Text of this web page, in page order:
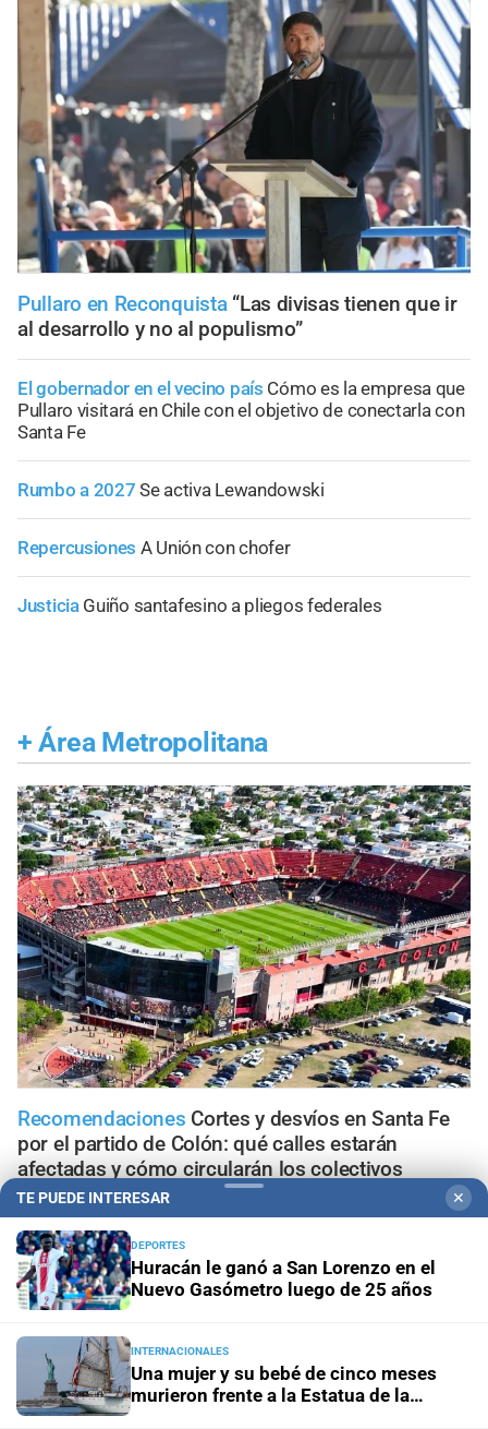
Pullaro en Reconquista “Las divisas tienen que ir
al desarrollo y no al populismo”
El gobernador en el vecino país Cómo es la empresa que
Pullaro visitará en Chile con el objetivo de conectarla con
Santa Fe
Rumbo a 2027 Se activa Lewandowski
Repercusiones A Unión con chofer
Justicia Guiño santafesino a pliegos federales
+ Área Metropolitana
Recomendaciones Cortes y desvíos en Santa Fe
por el partido de Colón: qué calles estarán
afectadas y cómo circularán los colectivos
Municipalidad
aplican vacunas contra la gripe, neumonía, VSR y
coqueluche
quedarán los nuevos montos de las infracciones más
comunes
TE PUEDE INTERESAR ✕
DEPORTES
Huracán le ganó a San Lorenzo en el
Nuevo Gasómetro luego de 25 años
INTERNACIONALES
Una mujer y su bebé de cinco meses
murieron frente a la Estatua de la